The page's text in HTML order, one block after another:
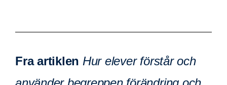
Fra artiklen Hur elever förstår och